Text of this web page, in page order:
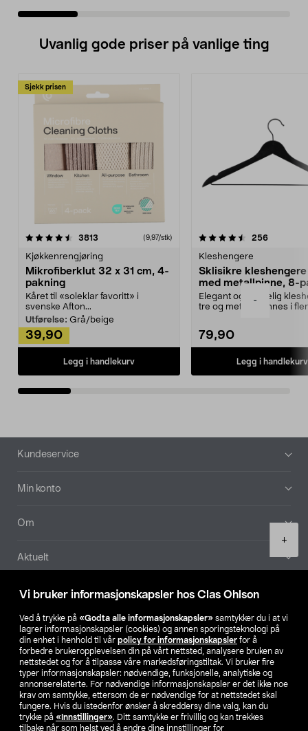
Vi bruker informasjonskapsler hos Clas Ohlson
Ved å trykke på «Godta alle informasjonskapsler» samtykker du i at vi
lagrer informasjonskapsler (cookies) og annen sporingsteknologi på
din enhet i henhold til vår policy for informasjonskapsler for å
forbedre brukeropplevelsen din på vårt nettsted, analysere bruken av
nettstedet og for å tilpasse våre markedsføringstiltak. Vi bruker fire
typer informasjonskapsler: nødvendige, funksjonelle, analytiske og
annonserelaterte. For nødvendige informasjonskapsler er det ikke noe
krav om samtykke, ettersom de er nødvendige for at nettstedet skal
fungere. Hvis du istedenfor ønsker å skreddersy dine valg, kan du
trykke på «Innstillinger». Ditt samtykke er frivillig og kan trekkes
tilbake når som helst ved å endre dine innstillinger for
-
+
Uvanlig gode priser på vanlige ting
Sjekk prisen
3813 anmeldelser(9,97/stk)
Kjøkkenrengjøring
Mikrofiberklut 32 x 31 cm, 4-
pakning
Kåret til «soleklar favoritt» i
svenske Afton...
Utførelse: Grå/beige
39,90
Legg i handlekurv
4.5av 5 stjerner 256
Kleshengere
Sklisikre
med metallpinne, 8-
Elegant og skikkelig
tre og metall – finnes i
79,90
Legg i handlekurv
4.5av 5 stjerner
Bunntekst
Kundeservice
Min konto
Om
Aktuelt
Våre selskaper
Finn din butikk
SE NO FI